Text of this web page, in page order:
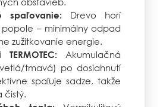
spaľovanie:
Drevo horí
– minimálny odpad
zužitkovanie energie.
Akumulačná
tmavá) po dosiahnutí
spaľuje sadze, takže
čistý.